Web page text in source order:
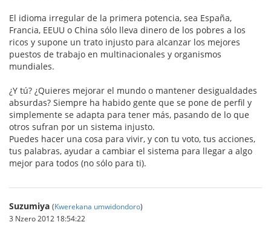
El idioma irregular de la primera potencia, sea España,
Francia, EEUU o China sólo lleva dinero de los pobres a los
ricos y supone un trato injusto para alcanzar los mejores
puestos de trabajo en multinacionales y organismos
mundiales.
¿Y tú? ¿Quieres mejorar el mundo o mantener desigualdades
absurdas? Siempre ha habido gente que se pone de perfil y
simplemente se adapta para tener más, pasando de lo que
otros sufran por un sistema injusto.
Puedes hacer una cosa para vivir, y con tu voto, tus acciones,
tus palabras, ayudar a cambiar el sistema para llegar a algo
mejor para todos (no sólo para ti).
Suzumiya (Kwerekana umwidondoro)
3 Nzero 2012 18:54:22